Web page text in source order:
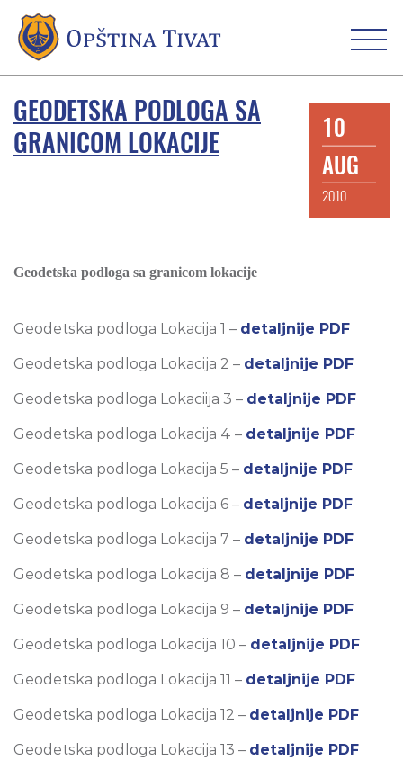
GEODETSKA PODLOGA SA
GRANICOM LOKACIJE
10
AUG
2010
Geodetska podloga sa granicom lokacije
Geodetska podloga Lokacija 1 – detaljnije PDF
Geodetska podloga Lokacija 2 – detaljnije PDF
Geodetska podloga Lokaciija 3 – detaljnije PDF
Geodetska podloga Lokacija 4 – detaljnije PDF
Geodetska podloga Lokacija 5 – detaljnije PDF
Geodetska podloga Lokacija 6 – detaljnije PDF
Geodetska podloga Lokacija 7 – detaljnije PDF
Geodetska podloga Lokacija 8 – detaljnije PDF
Geodetska podloga Lokacija 9 – detaljnije PDF
Geodetska podloga Lokacija 10 – detaljnije PDF
Geodetska podloga Lokacija 11 – detaljnije PDF
Geodetska podloga Lokacija 12 – detaljnije PDF
Geodetska podloga Lokacija 13 – detaljnije PDF